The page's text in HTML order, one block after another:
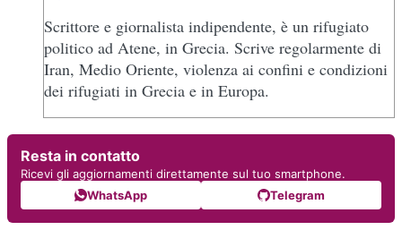
Scrittore e giornalista indipendente, è un rifugiato
politico ad Atene, in Grecia. Scrive regolarmente di
Iran, Medio Oriente, violenza ai confini e condizioni
dei rifugiati in Grecia e in Europa.
Resta in contatto
Ricevi gli aggiornamenti direttamente sul tuo smartphone.
WhatsApp
Telegram